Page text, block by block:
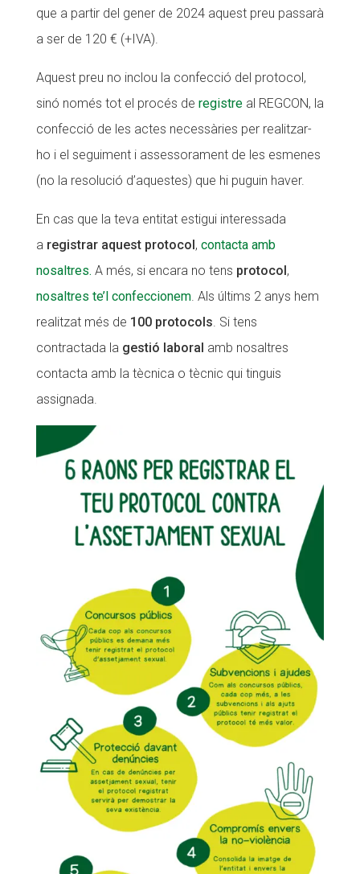
que a partir del gener de 2024 aquest preu passarà
a ser de 120 € (+IVA).
Aquest preu no inclou la confecció del protocol,
sinó només tot el procés de registreal REGCON, la
confecció de les actes necessàries per realitzar-
ho i el seguiment i assessorament de les esmenes
(no la resolució d’aquestes) que hi puguin haver.
En cas que la teva entitat estigui interessada
aregistrar aquest protocol, contacta amb
nosaltres. A més, si encara no tens protocol,
nosaltres te’l confeccionem. Als últims 2 anys hem
realitzat més de 100 protocols. Si tens
contractada la gestió laboral amb nosaltres
contacta amb la tècnica o tècnic qui tinguis
assignada.